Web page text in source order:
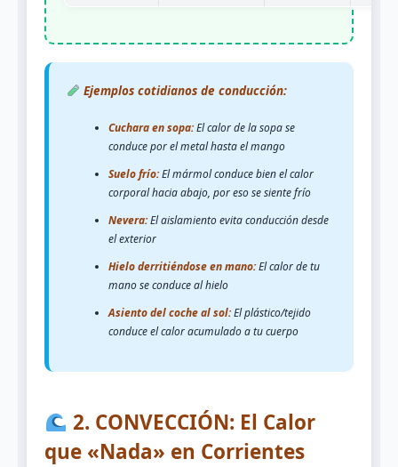
Ejemplos cotidianos de conducción:
Cuchara en sopa:El calor de la sopa se
conduce por el metal hasta el mango
Suelo frío:El mármol conduce bien el calor
corporal hacia abajo, por eso se siente frío
Nevera:El aislamiento evita conducción desde
el exterior
Hielo derritiéndose en mano:El calor de tu
mano se conduce al hielo
Asiento del coche al sol:El plástico/tejido
conduce el calor acumulado a tu cuerpo
2. CONVECCIÓN: El Calor
que «Nada» en Corrientes